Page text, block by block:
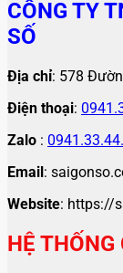
CÔNG TY
SỐ
Địa chỉ: 578
Điện thoại:
Zalo :
Email:
Website: https://
HỆ THỐNG